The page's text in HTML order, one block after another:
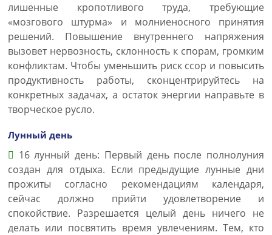
лишенные кропотливого труда, требующие
«мозгового штурма» и молниеносного принятия
решений. Повышение внутреннего напряжения
вызовет нервозность, склонность к спорам, громким
конфликтам. Чтобы уменьшить риск ссор и повысить
продуктивность работы, сконцентрируйтесь на
конкретных задачах, а остаток энергии направьте в
творческое русло.
Лунный день
16 лунный день: Первый день после полнолуния
создан для отдыха. Если предыдущие лунные дни
прожиты согласно рекомендациям календаря,
сейчас должно прийти удовлетворение и
спокойствие. Разрешается целый день ничего не
делать или посвятить время увлечениям. Тем, кто